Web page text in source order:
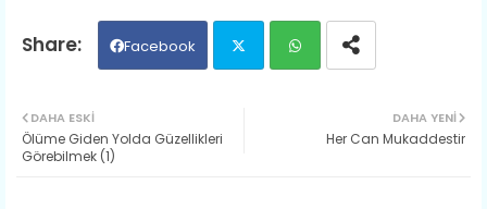
Facebook
DAHA YENI
Her Can Mukaddestir
DAHA ESKI
​Ölüme Giden Yolda Güzellikleri
Görebilmek (1)